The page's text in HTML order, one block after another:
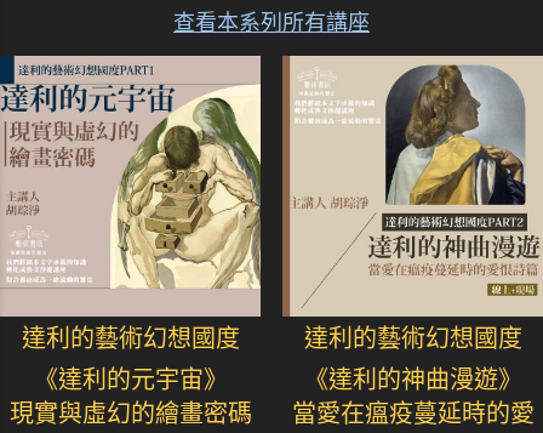
查看本系列所有講座
達利的藝術幻想國度
《達利的元宇宙》
現實與虛幻的繪畫密碼
達利的藝術幻想國度
《達利的神曲漫遊》
當愛在瘟疫蔓延時的愛